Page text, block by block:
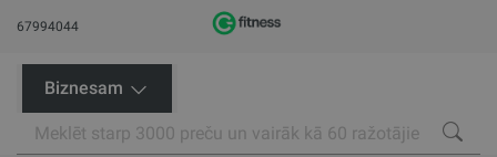
67994044
Biznesam